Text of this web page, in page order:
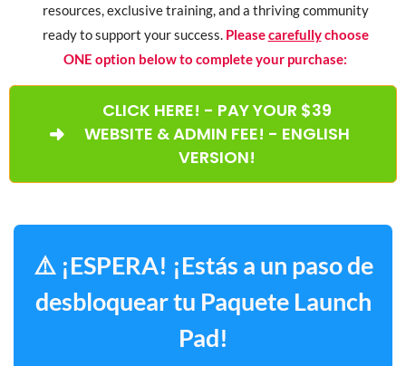
resources, exclusive training, and a thriving community
ready to support your success. Pleasecarefullychoose
ONE option below to complete your purchase:
CLICK HERE! - PAY YOUR $39
WEBSITE & ADMIN FEE! - ENGLISH
VERSION!
⚠️ ¡ESPERA! ¡Estás a un paso de
desbloquear tu Paquete Launch
Pad!